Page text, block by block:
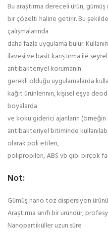
Bu araştırma dereceli ürün,
bir çözelti haline getirir. Bu
çalışmalarında
daha fazla uygulama bulur.
ilavesi ve basit karıştırma ile
antibakteriyel korumanın
gerekli olduğu uygulamalarda
kağıt ürünlerinin, kişisel eşya
boyalarda
ve koku giderici ajanların
antibakteriyel bitiminde
olarak poli etilen,
polipropilen, ABS vb gibi birçok
Not:
Gümüş nano toz dispersiyon ürünü
Araştırma sınıfı bir üründür,
Nanopartiküller uzun süre